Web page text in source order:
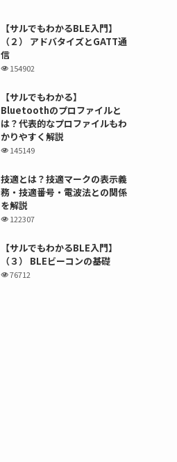
【サルでもわかるBLE入門】
（２） アドバタイズとGATT通
信
154902
【サルでもわかる】
Bluetoothのプロファイルと
は？代表的なプロファイルもわ
かりやすく解説
145149
技適とは？技適マークの表示義
務・技適番号・電波法との関係
を解説
122307
【サルでもわかるBLE入門】
（３） BLEビーコンの基礎
76712